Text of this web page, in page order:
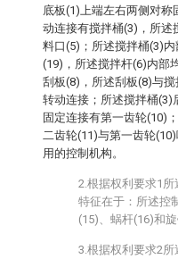
底板(1)上端左右两侧对
动连接有搅拌桶(3)，所述
料口(5)；所述搅拌桶(3)
(19)，所述搅拌杆(6)内部
刮板(8)，所述刮板(8)与
转动连接；所述搅拌桶(3)
固定连接有第一齿轮(10)
二齿轮(11)与第一齿轮
用的控制机构。
2.根据权利要求1
特征在于：所述控
(15)、蜗杆(16)和旋
3.根据权利要求2